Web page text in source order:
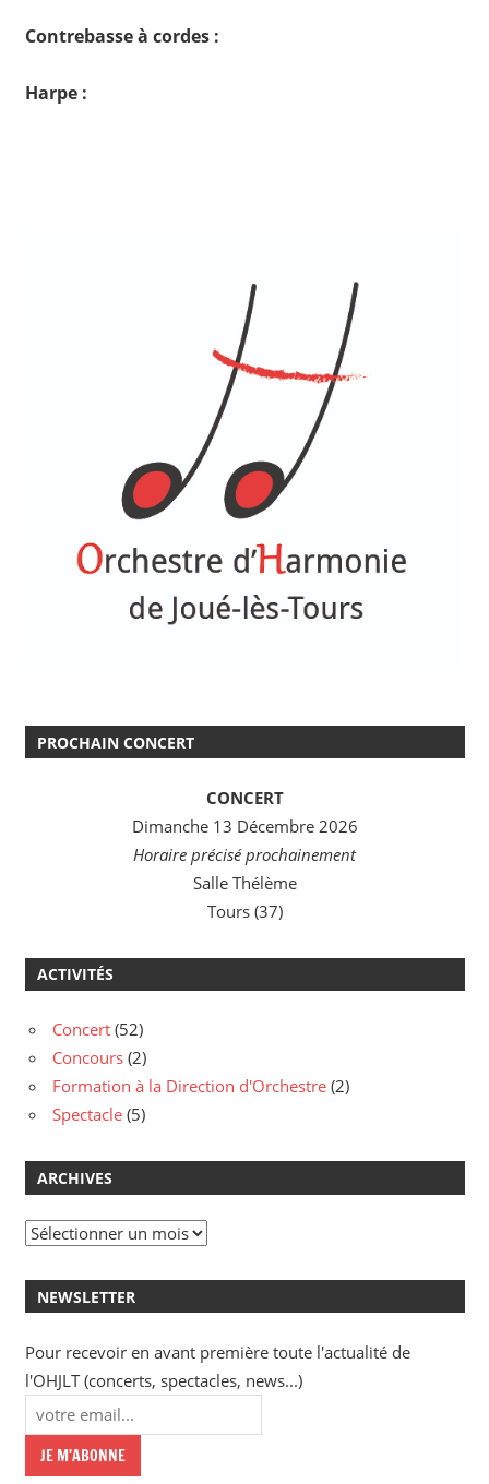
Contrebasse à cordes :
Harpe :
PROCHAIN CONCERT
CONCERT
Dimanche 13 Décembre 2026
Horaire précisé prochainement
Salle Thélème
Tours (37)
ACTIVITÉS
Concert (52)
Concours (2)
Formation à la Direction d'Orchestre (2)
Spectacle (5)
ARCHIVES
Archives
NEWSLETTER
Pour recevoir en avant première toute l'actualité de
l'OHJLT (concerts, spectacles, news...)